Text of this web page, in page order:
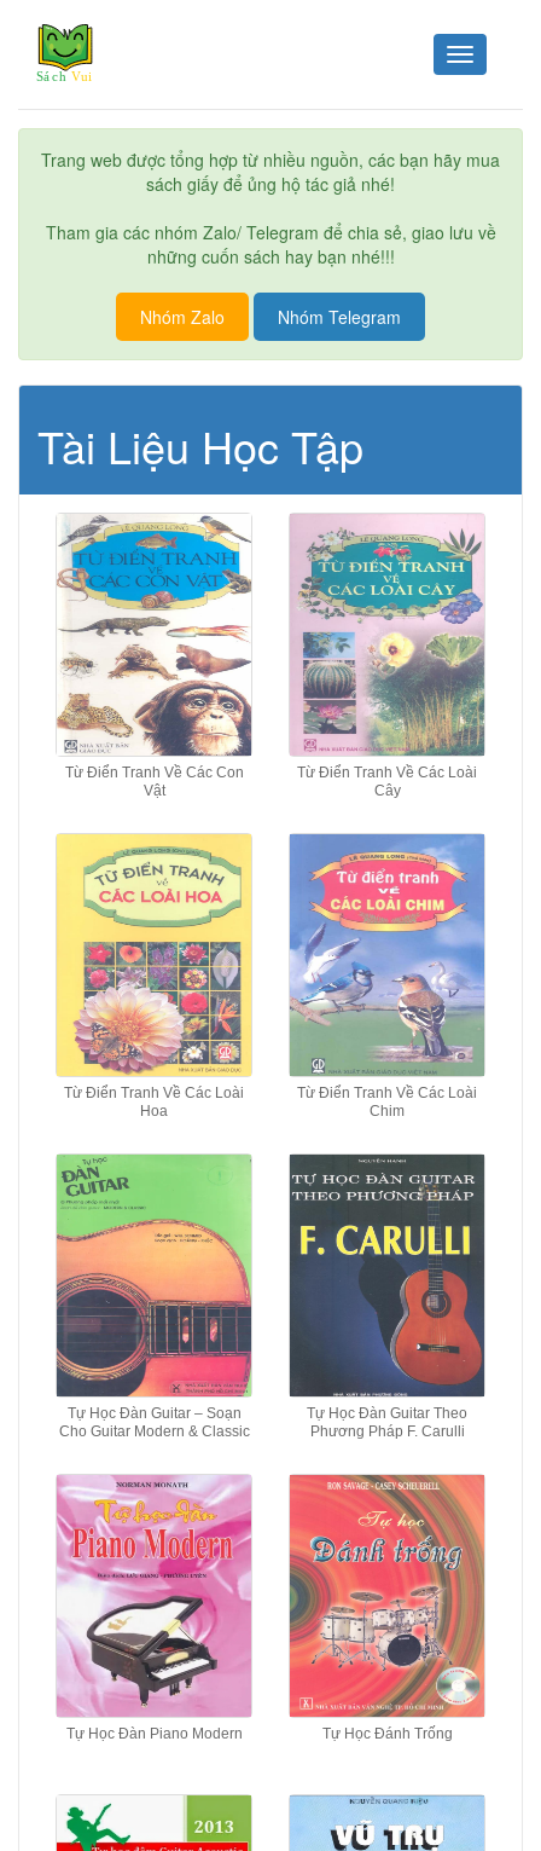
Toggle
navigation
Trang web được tổng hợp từ nhiều nguồn, các bạn hãy mua
sách giấy để ủng hộ tác giả nhé!
Tham gia các nhóm Zalo/ Telegram để chia sẻ, giao lưu về
những cuốn sách hay bạn nhé!!!
Nhóm Zalo Nhóm Telegram
Tài Liệu Học Tập
Từ Điển Tranh Về Các Con
Vật
Từ Điển Tranh Về Các Loài
Cây
Từ Điển Tranh Về Các Loài
Hoa
Từ Điển Tranh Về Các Loài
Chim
Tự Học Đàn Guitar – Soạn
Cho Guitar Modern & Classic
Tự Học Đàn Guitar Theo
Phương Pháp F. Carulli
Tự Học Đàn Piano Modern Tự Học Đánh Trống